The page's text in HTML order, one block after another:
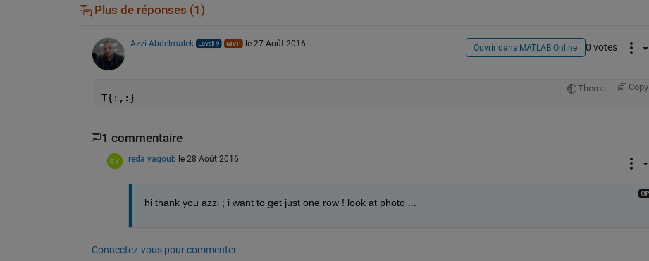
Plus de réponses (1)
Azzi Abdelmalek le 27 Août 2016 Ouvrir dans MATLAB Online 0 votes
Theme Copy
T{:,:}
1 commentaire
reda yagoub le 28 Août 2016
hi thank you azzi ; i want to get just one row ! look at photo ...
Connectez-vous pour commenter.